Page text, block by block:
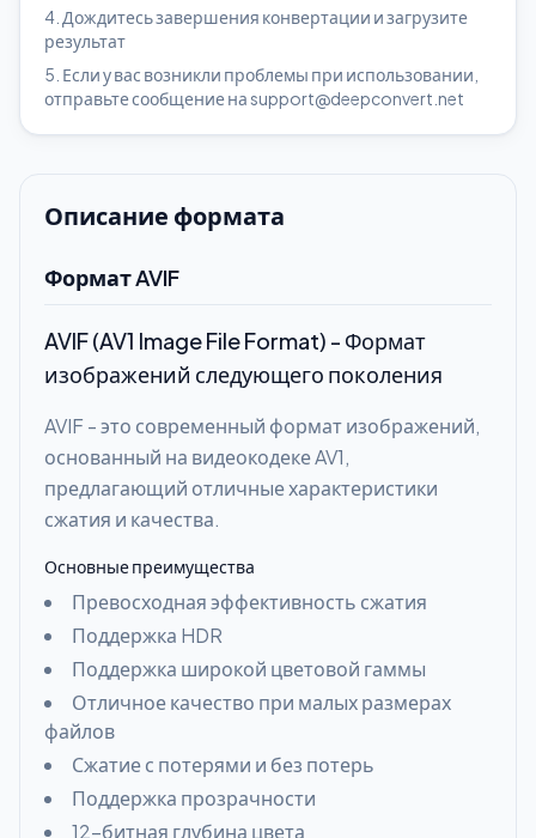
Дождитесь завершения конвертации и загрузите
результат
Если у вас возникли проблемы при использовании,
отправьте сообщение на support@deepconvert.net
Описание формата
Формат AVIF
AVIF (AV1 Image File Format) - Формат
изображений следующего поколения
AVIF - это современный формат изображений,
основанный на видеокодеке AV1,
предлагающий отличные характеристики
сжатия и качества.
Основные преимущества
Превосходная эффективность сжатия
Поддержка HDR
Поддержка широкой цветовой гаммы
Отличное качество при малых размерах
файлов
Сжатие с потерями и без потерь
Поддержка прозрачности
12-битная глубина цвета